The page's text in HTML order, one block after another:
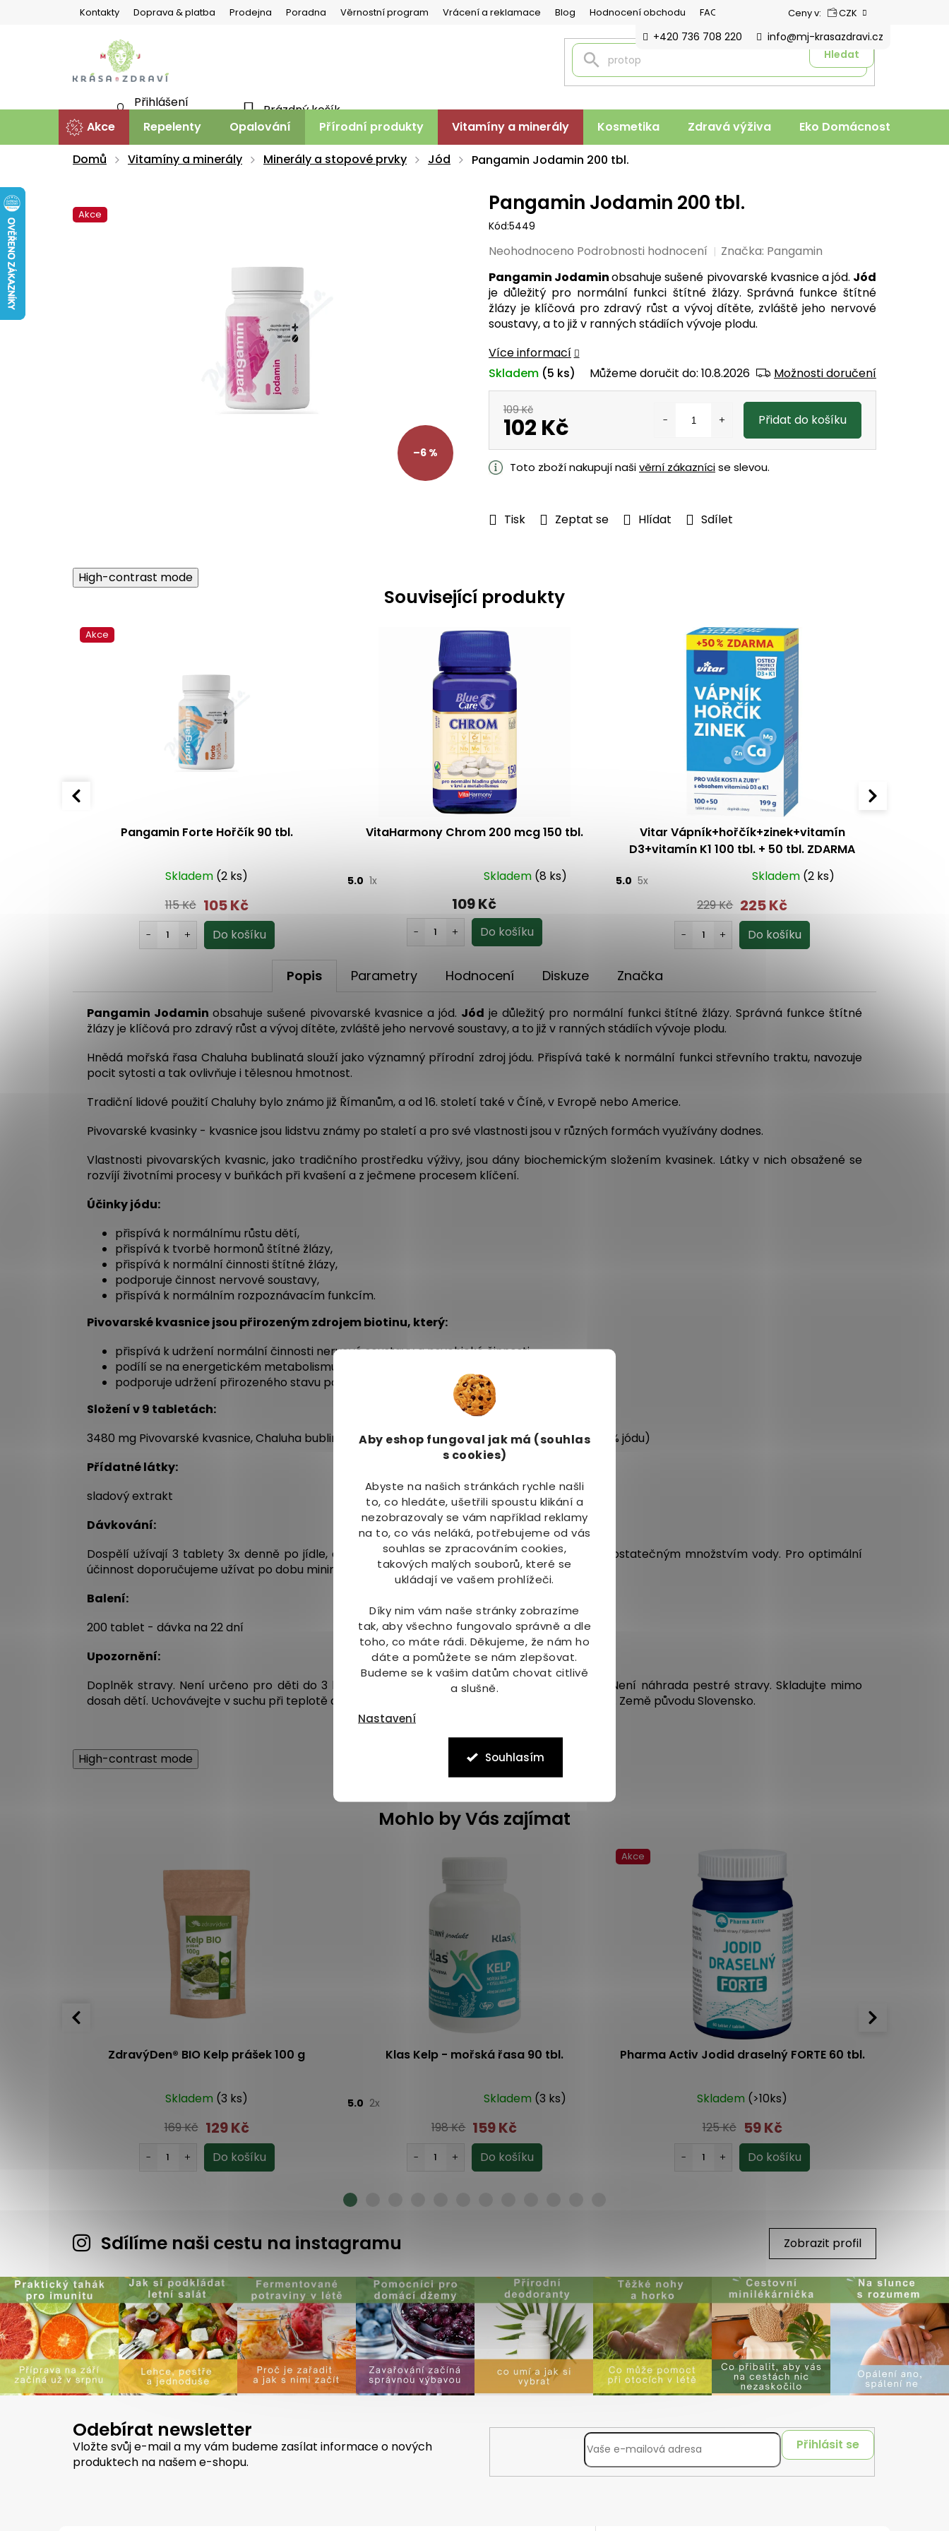
Aby eshop fungoval jak má (souhlas
s cookies)
Abyste na našich stránkách rychle našli
to, co hledáte, ušetřili spoustu klikání a
nezobrazovaly se vám například reklamy
na to, co vás neláká, potřebujeme od vás
souhlas se zpracováním cookies,
takových malých souborů, které se
ukládají ve vašem prohlížeči.
Díky nim vám naše stránky zobrazíme
tak, aby všechno fungovalo správně a dle
toho, co máte rádi. Děkujeme, že nám ho
dáte a pomůžete se nám zlepšovat.
Budeme se k vašim datům chovat citlivě
a slušně.
Nastavení
Souhlasím
Kontakty Doprava & platba Prodejna Poradna Věrnostní program Vrácení a reklamace Blog Hodnocení obchodu FAQ Ceny v: CZK
Hledat
+420 736 708 220 info@mj-krasazdravi.cz
KOŠÍK
Prázdný košík
Přihlášení
Akce Repelenty Opalování Přírodní produkty Vitamíny a minerály Kosmetika Zdravá výživa Eko Domácnost
Domů
Vitamíny a minerály Minerály a stopové prvky Jód Pangamin Jodamin 200 tbl.
–6 %
Akce
Pangamin Jodaminobsahuje sušené pivovarské kvasnice a jód. Jód
je důležitý pro normální funkci štítné žlázy. Správná funkce štítné
žlázy je klíčová pro zdravý růst a vývoj dítěte, zvláště jeho nervové
soustavy, a to již v ranných stádiích vývoje plodu.
Více informací
Tisk Zeptat se Hlídat Sdílet
Můžeme doručit do: 10.8.2026 Možnosti doručení
Skladem (5 ks)
Pangamin Jodamin 200 tbl.
Kód:5449
Průměrné
produktu
je
0,0
z
hvězdiček.
Neohodnoceno Podrobnosti hodnocení Značka: Pangamin
109 Kč
102 Kč
Měrná
cena:
Přidat do košíku
Toto zboží nakupují našivěrní zákaznícise slevou.
High-contrast mode
Související produkty
Akce
Pangamin Forte Hořčík 90 tbl.
Skladem (2 ks)
115 Kč 105 Kč
VitaHarmony Chrom 200 mcg 150 tbl.
5.0 1x Skladem (8 ks)
109 Kč
Vitar Vápník+hořčík+zinek+vitamín
D3+vitamín K1 100 tbl. + 50 tbl. ZDARMA
5.0 5x Skladem (2 ks)
229 Kč 225 Kč
Popis Parametry Hodnocení Diskuze Značka
Pangamin Jodamin obsahuje sušené pivovarské kvasnice a jód. Jód je důležitý pro normální funkci štítné žlázy. Správná funkce štítné
žlázy je klíčová pro zdravý růst a vývoj dítěte, zvláště jeho nervové soustavy, a to již v ranných stádiích vývoje plodu.
Hnědá mořská řasa Chaluha bublinatá slouží jako významný přírodní zdroj jódu. Přispívá také k normální funkci střevního traktu, navozuje
pocit sytosti a tak ovlivňuje i tělesnou hmotnost.
Tradiční lidové použití Chaluhy bylo známo již Římanům, a od 16. století také v Číně, v Evropě nebo Americe.
Pivovarské kvasinky - kvasnice jsou lidstvu známy po staletí a pro své vlastnosti jsou v různých formách využívány dodnes.
Vlastnosti pivovarských kvasnic, jako tradičního prostředku výživy, jsou dány biochemickým složením kvasinek. Látky v nich obsažené se
rozvíjí životními procesy v buňkách při kvašení a z ječmene procesem klíčení.
Účinky jódu:
přispívá k normálnímu růstu dětí,
přispívá k tvorbě hormonů štítné žlázy,
přispívá k normální činnosti štítné žlázy,
podporuje činnost nervové soustavy,
přispívá k normálním rozpoznávacím funkcím.
Pivovarské kvasnice jsou přirozeným zdrojem biotinu, který:
přispívá k udržení normální činnosti nervové soustavy a psychické činnosti,
podílí se na energetickém metabolismu a metabolismu základních živin,
podporuje udržení přirozeného stavu pokožky, vlasů a sliznic.
Složení v 9 tabletách:
3480 mg Pivovarské kvasnice, Chaluha bublinatá (Kelp, Fucus vesiculosus, extrakt, obsahuje 0,1 % jódu)
Přídatné látky:
sladový extrakt
Dávkování:
Dospělí užívají 3 tablety 3x denně po jídle, děti 2 tablety2x denněpo jídle. Tablety zapijte dostatečným množstvím vody. Pro optimální
účinnost doporučujeme užívat po dobu minimálně 2-3 měsíců.
Balení:
200 tablet - dávka na 22 dní
Upozornění:
Doplněk stravy. Není určeno pro děti do 3 let. Nepřekračujte doporučené denní dávkování. Není náhrada pestré stravy. Skladujte mimo
dosah dětí. Uchovávejte v suchu při teplotě do 25 °C. Bez tabletovacích přísad. Obsahuje lepek. Země původu Slovensko.
High-contrast mode
Mohlo by Vás zajímat
ZdravýDen® BIO Kelp prášek 100 g
Skladem (3 ks)
169 Kč 129 Kč
Klas Kelp - mořská řasa 90 tbl.
5.0 2x Skladem (3 ks)
198 Kč 159 Kč
Akce
Pharma Activ Jodid draselný FORTE 60 tbl.
Skladem (>10ks)
125 Kč 59 Kč
Sdílíme naši cestu na instagramu Zobrazit profil
Odebírat newsletter
Vložte svůj e-mail a my vám budeme zasílat informace o nových
produktech na našem e-shopu.
Přihlásit se